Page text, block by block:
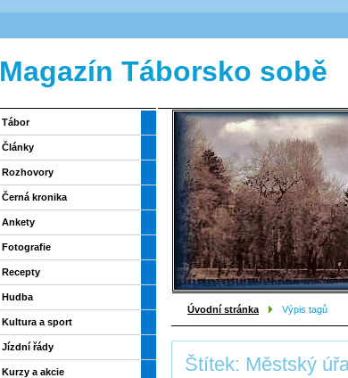
Magazín Táborsko sobě
Úvodní stránka Výpis tagů
Štítek: Městský
Tábor
Články
Rozhovory
Černá kronika
Ankety
Fotografie
Recepty
Hudba
Kultura a sport
Jízdní řády
Kurzy a akcie